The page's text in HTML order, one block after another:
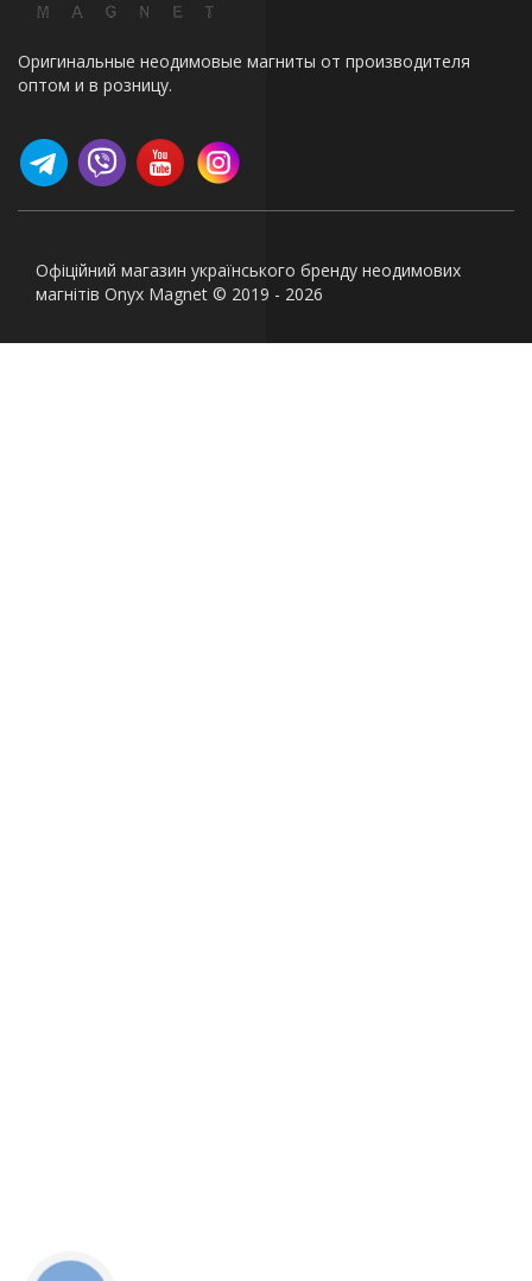
Оригинальные неодимовые магниты от производителя
оптом и в розницу.
Офіційний магазин українського бренду неодимових
магнітів Onyx Magnet © 2019 - 2026